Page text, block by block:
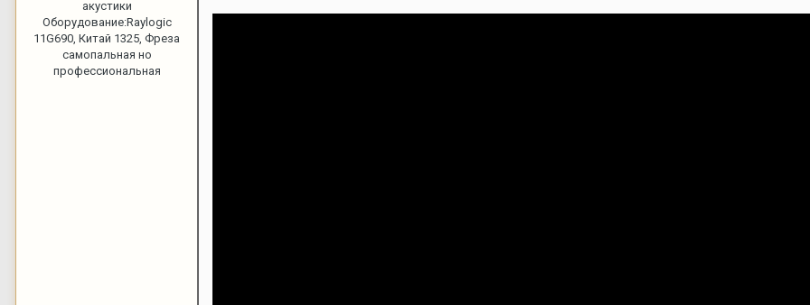
акустики
Оборудование:Raylogic
11G690, Китай 1325, Фреза
самопальная но
профессиональная